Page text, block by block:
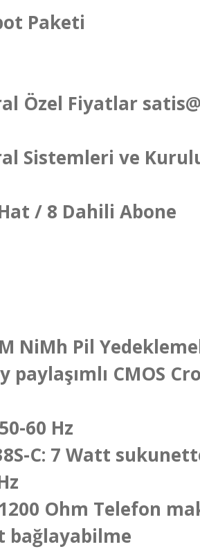
Özel Fiyatlar
Sistemleri ve
/ 8 Dahili Abone
NiMh Pil
CMOS
60 Hz
C: 7 Watt
1200 Ohm Telefon
bağlayabilme